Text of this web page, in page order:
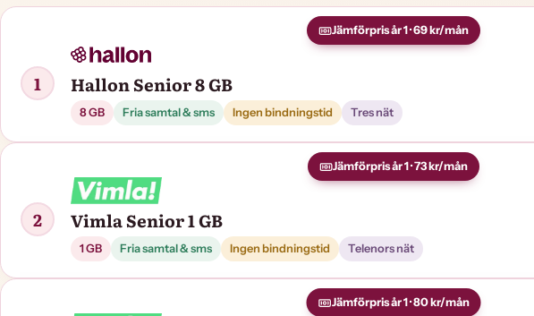
Jämförpris år 1 · 69 kr/mån
1 Hallon Senior 8 GB
8 GB Fria samtal & sms Ingen bindningstid Tres nät
Jämförpris år 1 · 73 kr/mån
2 Vimla Senior 1 GB
1 GB Fria samtal & sms Ingen bindningstid Telenors nät
Jämförpris år 1 · 80 kr/mån